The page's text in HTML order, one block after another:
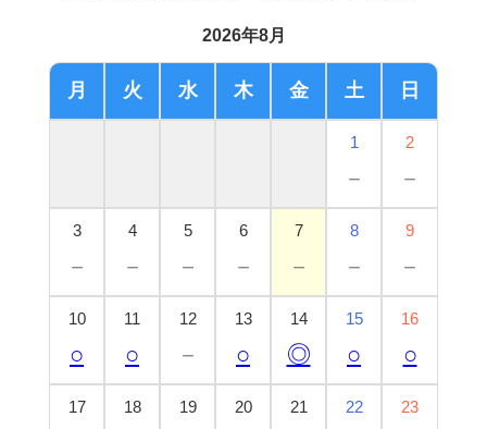
2026年8月
月 火 水 木 金 土 日
1
－
2
－
3
－
4
－
5
－
6
－
7
－
8
－
9
－
10
○
11
○
12
－
13
○
14
◎
15
○
16
○
17 18 19 20 21 22 23